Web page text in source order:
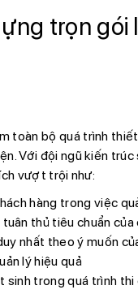
trọn gói
toàn bộ quá trình
Với đội ngũ kiến
vượt trội như:
hàng trong việc
thủ tiêu chuẩn
nhất theo ý muốn
lý hiệu quả
sinh trong quá trình thi